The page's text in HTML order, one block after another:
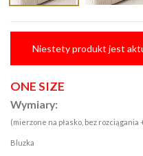
Niestety produkt jest
ONE SIZE
Wymiary:
(mierzone na płasko, bez rozciągania
Bluzka